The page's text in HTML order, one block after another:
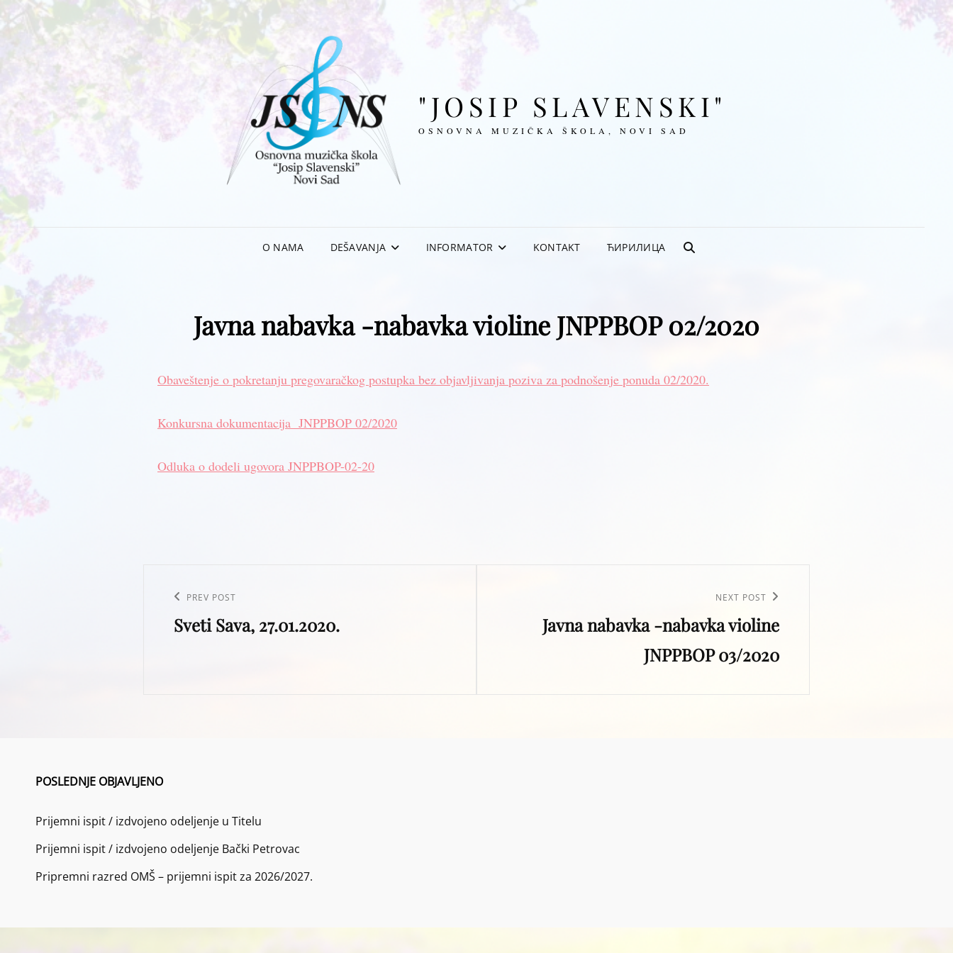
"JOSIP SLAVENSKI"
OSNOVNA MUZIČKA ŠKOLA, NOVI SAD
O NAMA DEŠAVANJA INFORMATOR KONTAKT ЋИРИЛИЦА
SEARCH
Javna nabavka -nabavka violine JNPPBOP 02/2020
Obaveštenje o pokretanju pregovaračkog postupka bez objavljivanja poziva za podnošenje ponuda 02/2020.
Konkursna dokumentacija JNPPBOP 02/2020
Odluka o dodeli ugovora JNPPBOP-02-20
navigation
Previous
Post
PREV POST
Sveti Sava, 27.01.2020.
NEXT POST
Javna nabavka -nabavka violine
JNPPBOP 03/2020
POSLEDNJE OBJAVLJENO
Prijemni ispit / izdvojeno odeljenje u Titelu
Prijemni ispit / izdvojeno odeljenje Bački Petrovac
Pripremni razred OMŠ – prijemni ispit za 2026/2027.